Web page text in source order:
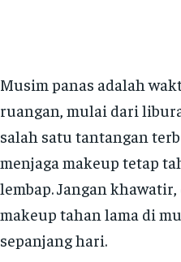
Musim panas adalah
ruangan, mulai dari
salah satu tantangan
menjaga makeup tetap
lembap. Jangan
makeup tahan lama di
sepanjang hari.